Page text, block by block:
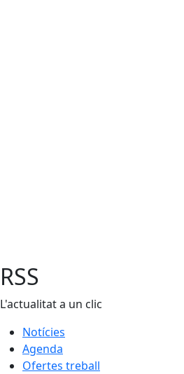
RSS
L'actualitat a un clic
Notícies
Agenda
Ofertes treball